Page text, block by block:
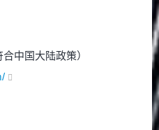
中国大陆政策）